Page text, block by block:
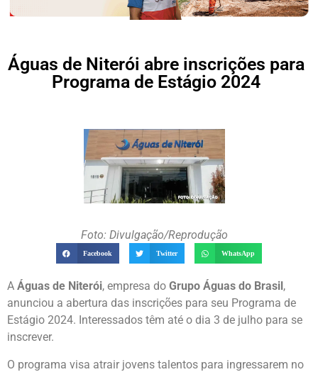
Águas de Niterói abre inscrições para
Programa de Estágio 2024
Foto: Divulgação/Reprodução
Facebook Twitter WhatsApp
A Águas de Niterói, empresa do Grupo Águas do Brasil ,
anunciou a abertura das inscrições para seu Programa de
Estágio 2024. Interessados têm até o dia 3 de julho para se
inscrever.
O programa visa atrair jovens talentos para ingressarem no